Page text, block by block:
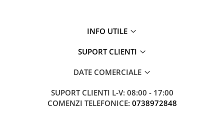
INFO UTILE
SUPORT CLIENTI
DATE COMERCIALE
SUPORT CLIENTI L-V: 08:00 - 17:00
COMENZI TELEFONICE: 0738972848